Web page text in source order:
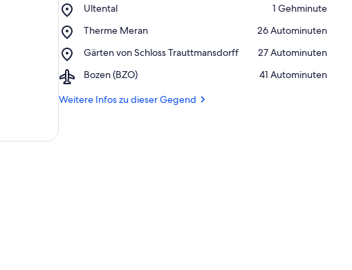
Ultental
Place,
‪1 Gehminute‬
Therme Meran
Place,
Meran
‪26 Autominuten‬
Gärten von Schloss Trauttmansdorff
Place,
von
Trauttmansdorff
‪27 Autominuten‬
Bozen (BZO)
Airport,
(BZO)
‪41 Autominuten‬
Weitere Infos zu dieser Gegend